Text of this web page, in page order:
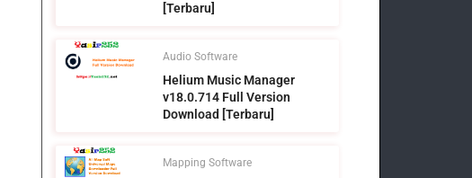
[Terbaru]
Audio Software
Helium Music Manager
v18.0.714 Full Version
Download [Terbaru]
Mapping Software